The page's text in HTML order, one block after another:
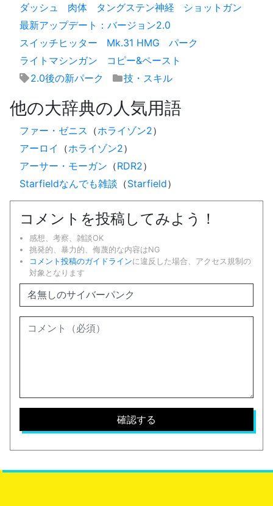
ダッシュ 肉体 タングステン神経
ショットガン
最新アップデート：バージョン2.0
スイッチヒッター
Mk.31 HMG
パーク
ライトマシンガン
コピー&ペースト
2.0後の新パーク
技・スキル
他の大辞典の人気用語
ファー・ゼニス （ホライゾン2）
アーロイ
（ホライゾン2）
アーサー・モーガン （RDR2）
Starfieldなんでも雑談 （Starfield）
コメントを投稿してみよう！
感想、考察、雑談OK
挑発的、暴力的、侮蔑的な内容はNG
コメント投稿のガイドラインに違反した場合、アクセス規制の
対象となります